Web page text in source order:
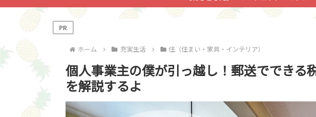
PR
ホーム 充実生活 住（住まい・家具・インテリア）
個人事業主の僕が引っ越し！郵送でできる
を解説するよ